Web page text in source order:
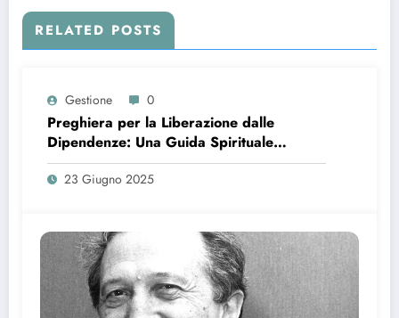
RELATED POSTS
Gestione 0
Preghiera per la Liberazione dalle
Dipendenze: Una Guida Spirituale
Completa
23 Giugno 2025